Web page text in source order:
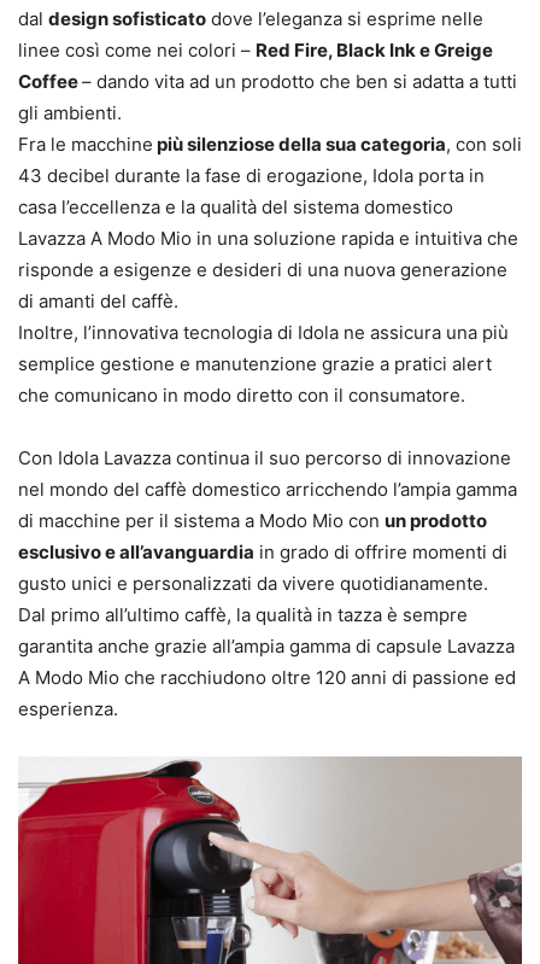
dal design sofisticato dove l’eleganza si esprime nelle
linee così come nei colori – Red Fire, Black Ink e Greige
Coffee– dando vita ad un prodotto che ben si adatta a tutti
gli ambienti.
Fra le macchine più silenziose della sua categoria, con soli
43 decibel durante la fase di erogazione, Idola porta in
casa l’eccellenza e la qualità del sistema domestico
Lavazza A Modo Mio in una soluzione rapida e intuitiva che
risponde a esigenze e desideri di una nuova generazione
di amanti del caffè.
Inoltre, l’innovativa tecnologia di Idola ne assicura una più
semplice gestione e manutenzione grazie a pratici alert
che comunicano in modo diretto con il consumatore.
Con Idola Lavazza continua il suo percorso di innovazione
nel mondo del caffè domestico arricchendo l’ampia gamma
di macchine per il sistema a Modo Mio con un prodotto
esclusivo e all’avanguardia in grado di offrire momenti di
gusto unici e personalizzati da vivere quotidianamente.
Dal primo all’ultimo caffè, la qualità in tazza è sempre
garantita anche grazie all’ampia gamma di capsule Lavazza
A Modo Mio che racchiudono oltre 120 anni di passione ed
esperienza.